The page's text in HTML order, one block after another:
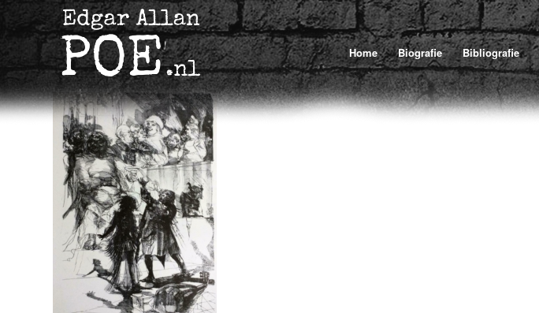
Home Biografie Bibliografie